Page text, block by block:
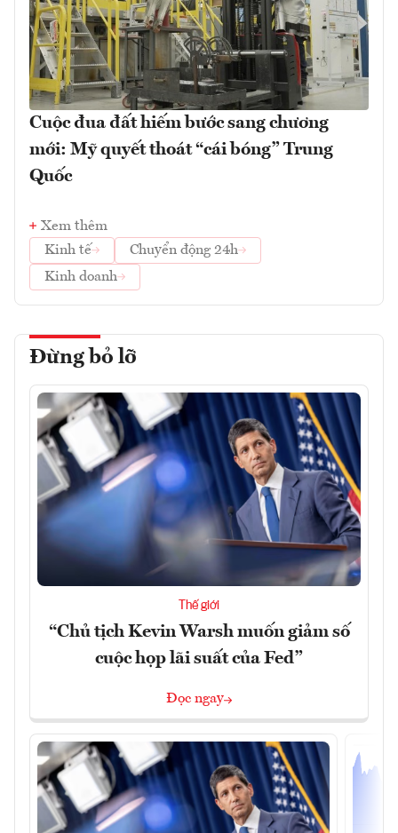
Cuộc đua đất hiếm bước sang chương
mới: Mỹ quyết thoát “cái bóng” Trung
Quốc
Xem thêm
Kinh tế
Chuyển động 24h
Kinh doanh
Đừng bỏ lỡ
Thế giới
“Chủ tịch Kevin Warsh muốn giảm số
cuộc họp lãi suất của Fed”
Đọc ngay